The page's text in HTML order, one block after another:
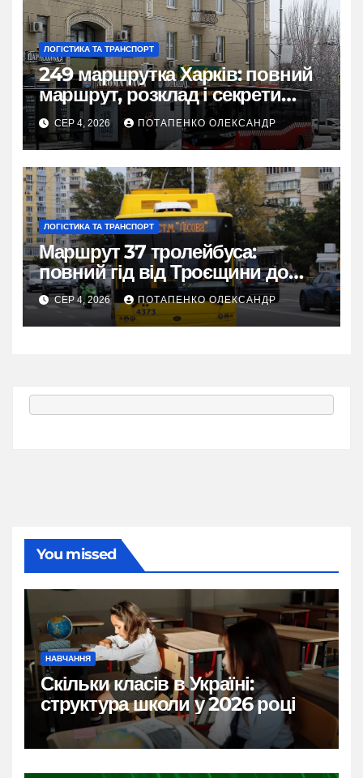
ЛОГІСТИКА ТА ТРАНСПОРТ
249 маршрутка Харків: повний
маршрут, розклад і секрети
зручної поїздки
СЕР 4, 2026 ПОТАПЕНКО ОЛЕКСАНДР
ЛОГІСТИКА ТА ТРАНСПОРТ
Маршрут 37 тролейбуса:
повний гід від Троєщини до
метро Лісова
СЕР 4, 2026 ПОТАПЕНКО ОЛЕКСАНДР
You missed
НАВЧАННЯ
Скільки класів в Україні:
структура школи у 2026 році